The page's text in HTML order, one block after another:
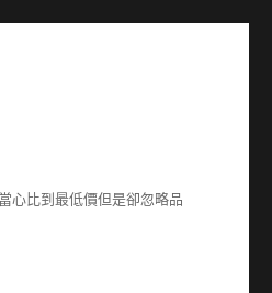
心比到最低價但是卻忽略品